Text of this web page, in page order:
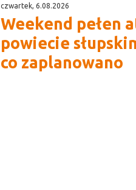
czwartek, 6.08.2026
Weekend pełen
powiecie
co zaplanowano